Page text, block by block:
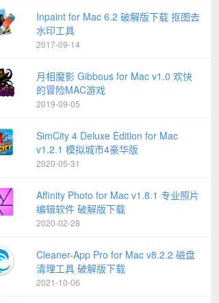
Inpaint for Mac 6.2 破解版下载 抠图去
水印工具
2017-09-14
月相魔影 Gibbous for Mac v1.0 欢快
的冒险MAC游戏
2019-09-05
SimCity 4 Deluxe Edition for Mac
v1.2.1 模拟城市4豪华版
2020-05-31
Affinity Photo for Mac v1.8.1 专业照片
编辑软件 破解版下载
2020-02-28
Cleaner-App Pro for Mac v8.2.2 磁盘
清理工具 破解版下载
2021-10-06